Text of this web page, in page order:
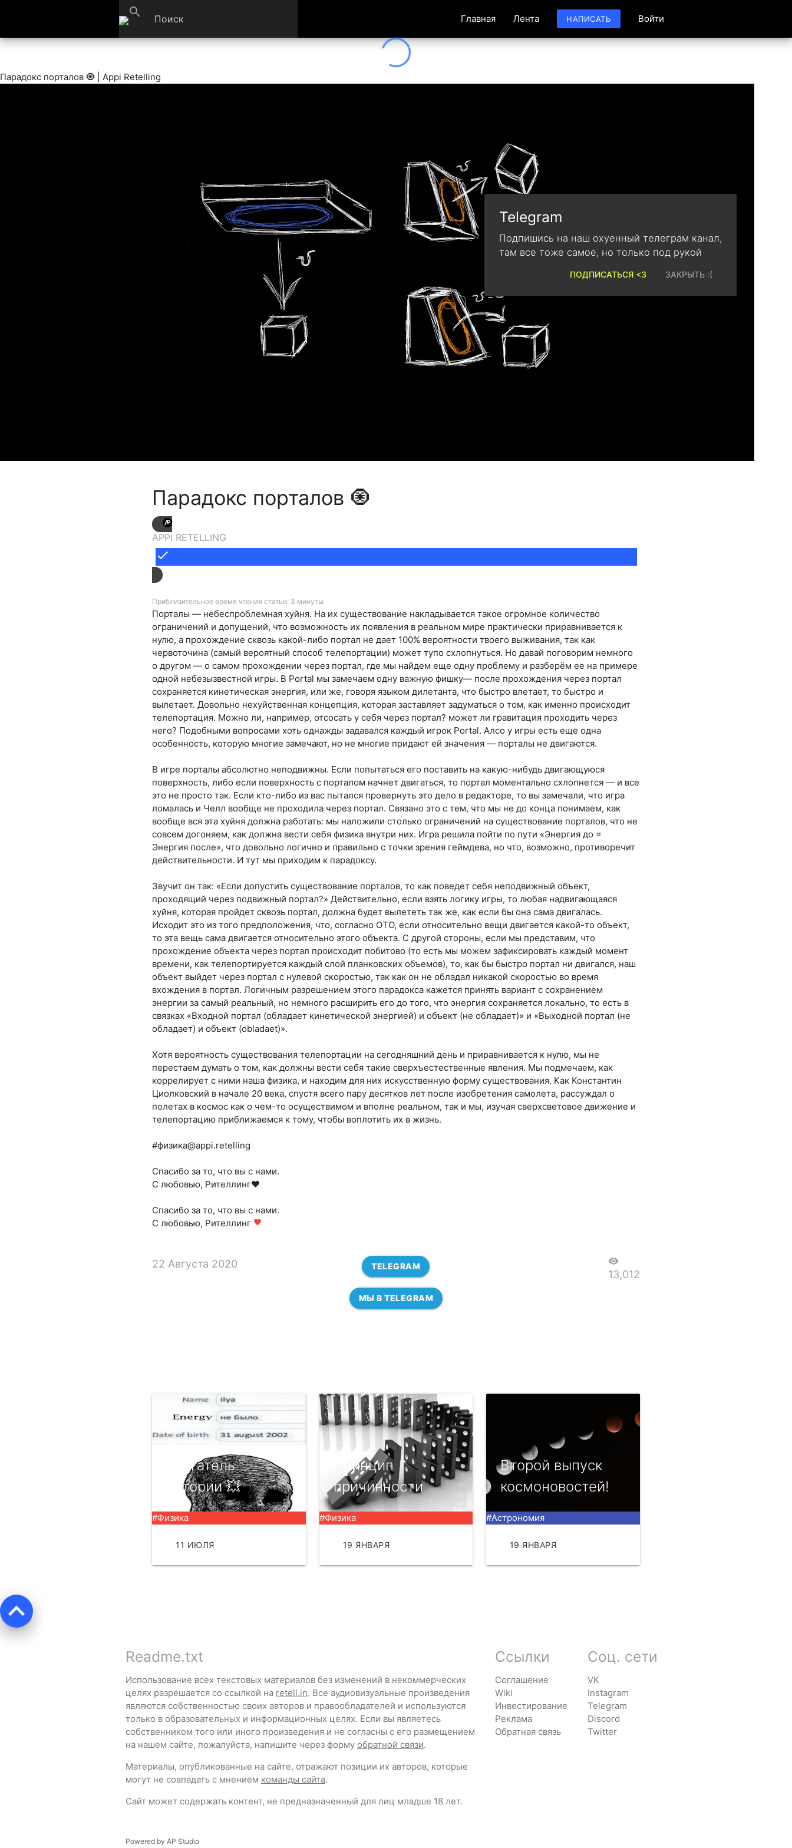
search Главная Лента НАПИСАТЬ Войти
Парадокс порталов 🧿 | Appi Retelling
Парадокс порталов 🧿
APPI RETELLING
done
Приблизительное время чтения статьи: 3 минуты
Порталы — небеспроблемная хуйня. На их существование накладывается такое огромное количество
ограничений и допущений, что возможность их появления в реальном мире практически приравнивается к
нулю, а прохождение сквозь какой-либо портал не дает 100% вероятности твоего выживания, так как
червоточина (самый вероятный способ телепортации) может тупо схлопнуться. Но давай поговорим немного
о другом — о самом прохождении через портал, где мы найдем еще одну проблему и разберём ее на примере
одной небезызвестной игры. В Portal мы замечаем одну важную фишку— после прохождения через портал
сохраняется кинетическая энергия, или же, говоря языком дилетанта, что быстро влетает, то быстро и
вылетает. Довольно нехуйственная концепция, которая заставляет задуматься о том, как именно происходит
телепортация. Можно ли, например, отсосать у себя через портал? может ли гравитация проходить через
него? Подобными вопросами хоть однажды задавался каждый игрок Portal. Алсо у игры есть еще одна
особенность, которую многие замечают, но не многие придают ей значения — порталы не двигаются.
В игре порталы абсолютно неподвижны. Если попытаться его поставить на какую-нибудь двигающуюся
поверхность, либо если поверхность с порталом начнет двигаться, то портал моментально схлопнется — и все
это не просто так. Если кто-либо из вас пытался провернуть это дело в редакторе, то вы замечали, что игра
ломалась и Челл вообще не проходила через портал. Связано это с тем, что мы не до конца понимаем, как
вообще вся эта хуйня должна работать: мы наложили столько ограничений на существование порталов, что не
совсем догоняем, как должна вести себя физика внутри них. Игра решила пойти по пути «Энергия до =
Энергия после», что довольно логично и правильно с точки зрения геймдева, но что, возможно, противоречит
действительности. И тут мы приходим к парадоксу.
Звучит он так: «Если допустить существование порталов, то как поведет себя неподвижный объект,
проходящий через подвижный портал?» Действительно, если взять логику игры, то любая надвигающаяся
хуйня, которая пройдет сквозь портал, должна будет вылететь так же, как если бы она сама двигалась.
Исходит это из того предположения, что, согласно ОТО, если относительно вещи двигается какой-то объект,
то эта вещь сама двигается относительно этого объекта. С другой стороны, если мы представим, что
прохождение объекта через портал происходит побитово (то есть мы можем зафиксировать каждый момент
времени, как телепортируется каждый слой планковских объемов), то, как бы быстро портал ни двигался, наш
объект выйдет через портал с нулевой скоростью, так как он не обладал никакой скоростью во время
вхождения в портал. Логичным разрешением этого парадокса кажется принять вариант с сохранением
энергии за самый реальный, но немного расширить его до того, что энергия сохраняется локально, то есть в
связках «Входной портал (обладает кинетической энергией) и объект (не обладает)» и «Выходной портал (не
обладает) и объект (obladaet)».
Хотя вероятность существования телепортации на сегодняшний день и приравнивается к нулю, мы не
перестаем думать о том, как должны вести себя такие сверхъестественные явления. Мы подмечаем, как
коррелирует с ними наша физика, и находим для них искусственную форму существования. Как Константин
Циолковский в начале 20 века, спустя всего пару десятков лет после изобретения самолета, рассуждал о
полетах в космос как о чем-то осуществимом и вполне реальном, так и мы, изучая сверхсветовое движение и
телепортацию приближаемся к тому, чтобы воплотить их в жизнь.
#физика@appi.retelling
Спасибо за то, что вы с нами.
С любовью, Рителлинг❤
Спасибо за то, что вы с нами.
С любовью, Рителлинг favorite
22 Августа 2020 TELEGRAM visibility
13,012
МЫ В TELEGRAM
Энергия —
двигатель
истории 💥
#Физика
11 ИЮЛЯ
Принцип
причинности
#Физика
19 ЯНВАРЯ
Второй выпуск
космоновостей!
#Астрономия
19 ЯНВАРЯ
keyboard_arrow_up
Readme.txt
Использование всех текстовых материалов без изменений в некоммерческих
целях разрешается со ссылкой на retell.in. Все аудиовизуальные произведения
являются собственностью своих авторов и правообладателей и используются
только в образовательных и информационных целях. Если вы являетесь
собственником того или иного произведения и не согласны с его размещением
на нашем сайте, пожалуйста, напишите через форму обратной связи.
Материалы, опубликованные на сайте, отражают позиции их авторов, которые
могут не совпадать с мнением команды сайта.
Сайт может содержать контент, не предназначенный для лиц младше 18 лет.
Ссылки
Соглашение
Wiki
Инвестирование
Реклама
Обратная связь
Соц. сети
VK
Instagram
Telegram
Discord
Twitter
Powered by AP Studio
Telegram
Подпишись на наш охуенный телеграм канал,
там все тоже самое, но только под рукой
ЗАКРЫТЬ :(
ПОДПИСАТЬСЯ <3